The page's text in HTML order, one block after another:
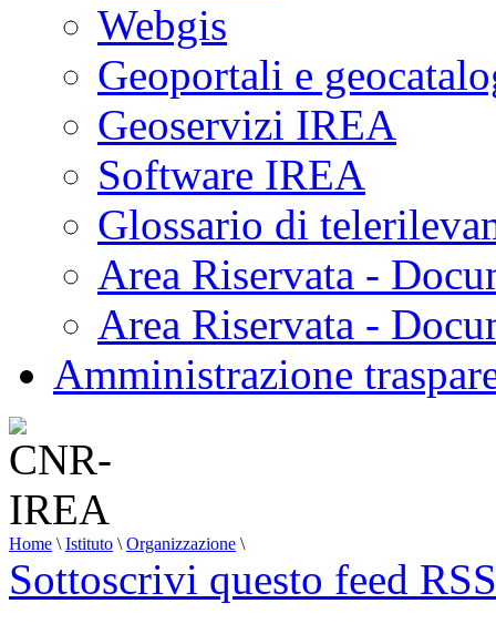
Webgis
Geoportali e
Geoservizi IREA
Software IREA
Glossario di
Area Riservata -
Area Riservata -
Amministrazione
Home \ Istituto \ Organizzazione \
Sottoscrivi questo feed RSS